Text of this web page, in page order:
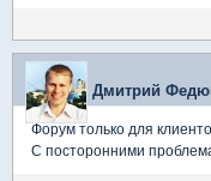
Дмитрий
Форум только для
С посторонними